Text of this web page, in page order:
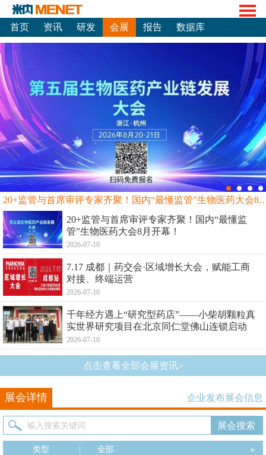
首页 资讯 研发 会展 报告 数据库
20+监管与首席审评专家齐聚！国内“最
20+监管与首席审评专家齐聚！国内“最懂监
管”生物医药大会8月开幕！
2026-07-10
7.17 成都｜药交会·区域增长大会，赋能工商
对接、终端运营
2026-07-10
千年经方遇上“研究型药店”——小柴胡颗粒真
实世界研究项目在北京同仁堂佛山连锁启动
2026-07-10
点击查看全部会展资讯>
展会详情 企业发布展会信息
类型
全部